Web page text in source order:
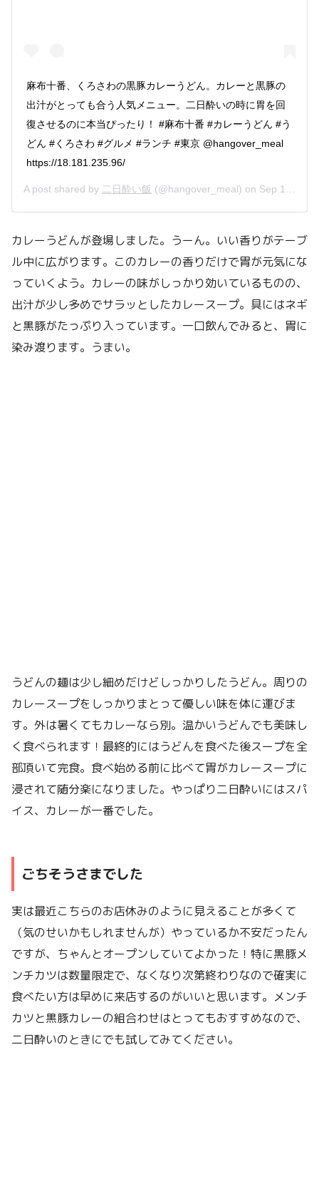
麻布十番、くろさわの黒豚カレーうどん。カレーと黒豚の
出汁がとっても合う人気メニュー。二日酔いの時に胃を回
復させるのに本当ぴったり！ #麻布十番 #カレーうどん #う
どん #くろさわ #グルメ #ランチ #東京 @hangover_meal
https://18.181.235.96/
A post shared by 二日酔い飯 (@hangover_meal) on Sep 13, 2019 at 1:05am PDT
カレーうどんが登場しました。うーん。いい香りがテーブ
ル中に広がります。このカレーの香りだけで胃が元気にな
っていくよう。カレーの味がしっかり効いているものの、
出汁が少し多めでサラッとしたカレースープ。具にはネギ
と黒豚がたっぷり入っています。一口飲んでみると、胃に
染み渡ります。うまい。
うどんの麺は少し細めだけどしっかりしたうどん。周りの
カレースープをしっかりまとって優しい味を体に運びま
す。外は暑くてもカレーなら別。温かいうどんでも美味し
く食べられます！最終的にはうどんを食べた後スープを全
部頂いて完食。食べ始める前に比べて胃がカレースープに
浸されて随分楽になりました。やっぱり二日酔いにはスパ
イス、カレーが一番でした。
ごちそうさまでした
実は最近こちらのお店休みのように見えることが多くて
（気のせいかもしれませんが）やっているか不安だったん
ですが、ちゃんとオープンしていてよかった！特に黒豚メ
ンチカツは数量限定で、なくなり次第終わりなので確実に
食べたい方は早めに来店するのがいいと思います。メンチ
カツと黒豚カレーの組合わせはとってもおすすめなので、
二日酔いのときにでも試してみてください。